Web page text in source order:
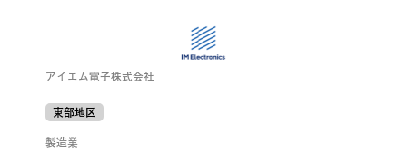
アイエム電子株式会社
東部地区
製造業